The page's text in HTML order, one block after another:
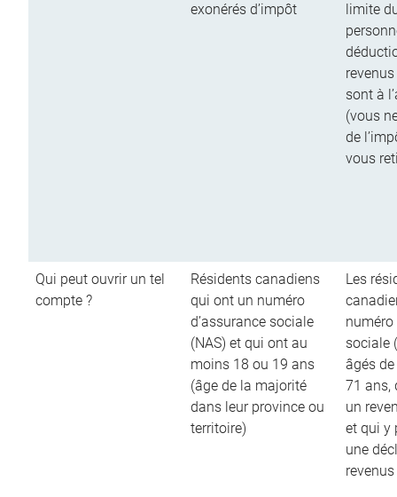
exonérés d’impôt
limite
sont à
(vous
de
vous
Qui peut ouvrir un tel
compte ?
Résidents canadiens
qui ont un numéro
d’assurance sociale
(NAS) et qui ont au
moins 18 ou 19 ans
(âge de la majorité
dans leur province ou
territoire)
Les
numéro
sociale
âgés
71 ans,
un
et qui y
une
revenus